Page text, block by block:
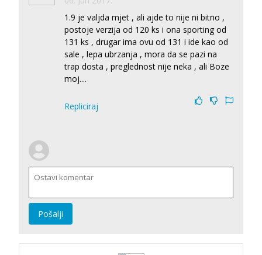
1.9 je valjda mjet , ali ajde to nije ni bitno ,
postoje verzija od 120 ks i ona sporting od
131 ks , drugar ima ovu od 131 i ide kao od
sale , lepa ubrzanja , mora da se pazi na
trap dosta , preglednost nije neka , ali Boze
moj....
Repliciraj
Pošalji